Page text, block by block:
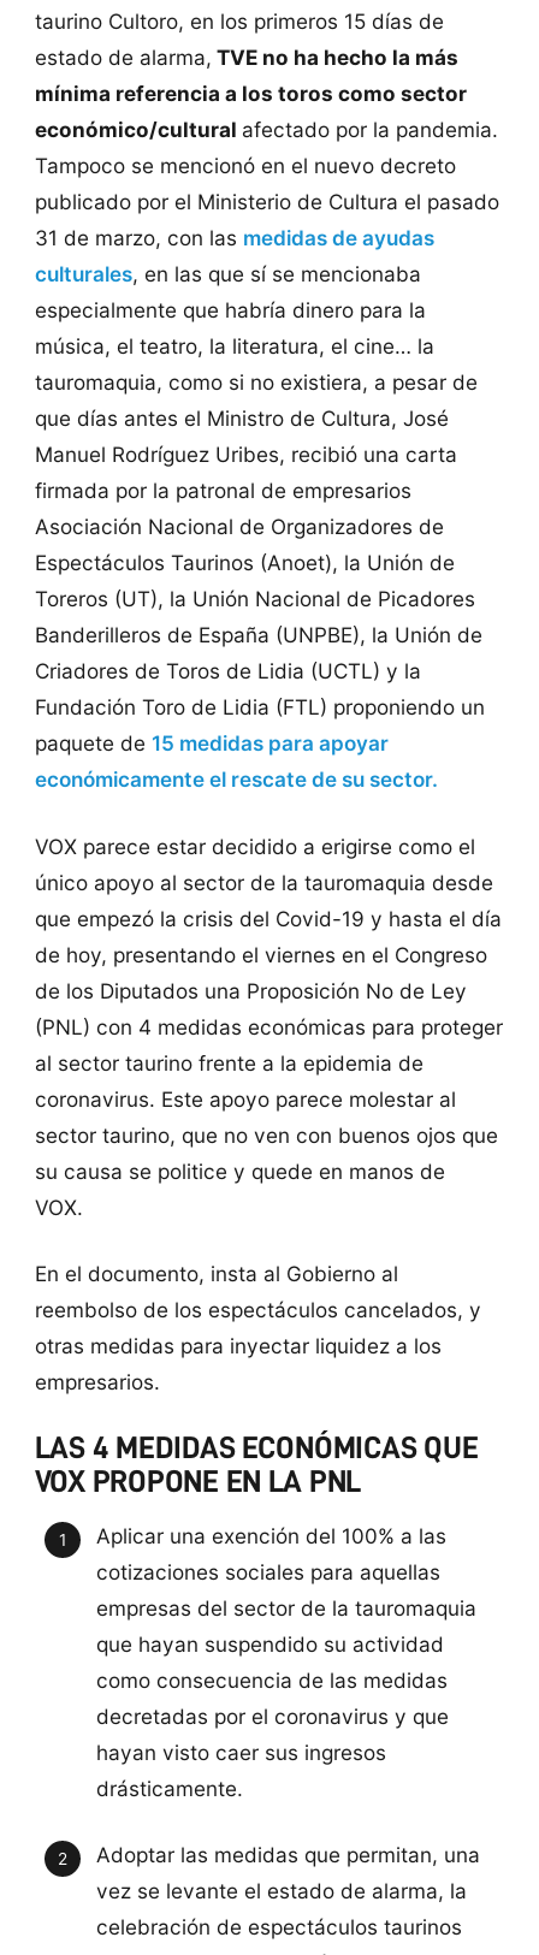
taurino Cultoro, en los primeros 15 días de
estado de alarma, TVE no ha hecho la más
mínima referencia a los toros como sector
económico/cultural afectado por la pandemia.
Tampoco se mencionó en el nuevo decreto
publicado por el Ministerio de Cultura el pasado
31 de marzo, con las medidas de ayudas
culturales, en las que sí se mencionaba
especialmente que habría dinero para la
música, el teatro, la literatura, el cine… la
tauromaquia, como si no existiera, a pesar de
que días antes el Ministro de Cultura, José
Manuel Rodríguez Uribes, recibió una carta
firmada por la patronal de empresarios
Asociación Nacional de Organizadores de
Espectáculos Taurinos (Anoet), la Unión de
Toreros (UT), la Unión Nacional de Picadores
Banderilleros de España (UNPBE), la Unión de
Criadores de Toros de Lidia (UCTL) y la
Fundación Toro de Lidia (FTL) proponiendo un
paquete de 15 medidas para apoyar
económicamente el rescate de su sector.
VOX parece estar decidido a erigirse como el
único apoyo al sector de la tauromaquia desde
que empezó la crisis del Covid-19 y hasta el día
de hoy, presentando el viernes en el Congreso
de los Diputados una Proposición No de Ley
(PNL) con 4 medidas económicas para proteger
al sector taurino frente a la epidemia de
coronavirus. Este apoyo parece molestar al
sector taurino, que no ven con buenos ojos que
su causa se politice y quede en manos de
VOX.
En el documento, insta al Gobierno al
reembolso de los espectáculos cancelados, y
otras medidas para inyectar liquidez a los
empresarios.
LAS 4 MEDIDAS ECONÓMICAS QUE
VOX PROPONE EN LA PNL
Aplicar una exención del 100% a las
cotizaciones sociales para aquellas
empresas del sector de la tauromaquia
que hayan suspendido su actividad
como consecuencia de las medidas
decretadas por el coronavirus y que
hayan visto caer sus ingresos
drásticamente.
Adoptar las medidas que permitan, una
vez se levante el estado de alarma, la
celebración de espectáculos taurinos